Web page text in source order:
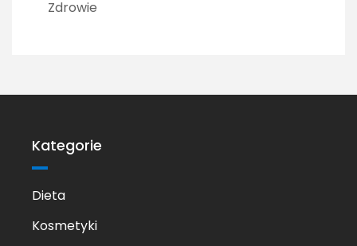
Zdrowie
Kategorie
Dieta
Kosmetyki